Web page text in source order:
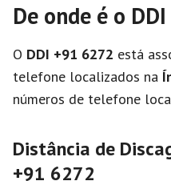
De onde é o
O DDI +91 6272 está
telefone localizados na
números de telefone
Distância de
+91 6272